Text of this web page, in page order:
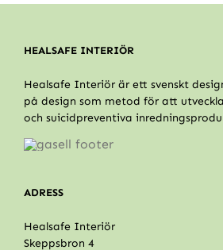
HEALSAFE INTERIÖR
Healsafe Interiör är ett svenskt
på design som metod för att
och suicidpreventiva
ADRESS
Healsafe Interiör
Skeppsbron 4